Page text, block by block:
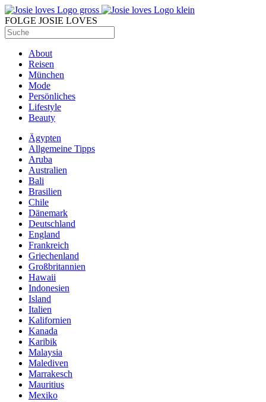
FOLGE JOSIE LOVES
About
Reisen
München
Mode
Persönliches
Lifestyle
Beauty
Ägypten
Allgemeine Tipps
Aruba
Australien
Bali
Brasilien
Chile
Dänemark
Deutschland
England
Frankreich
Griechenland
Großbritannien
Hawaii
Indonesien
Island
Italien
Kalifornien
Kanada
Karibik
Malaysia
Malediven
Marrakesch
Mauritius
Mexiko